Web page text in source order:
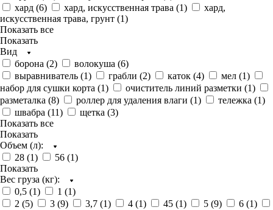
хард (6) хард, искусственная трава (1)
хард,
искусственная трава, грунт (1)
Показать все
Показать
Вид
борона (2) волокуша (6)
выравниватель (1) грабли (2) каток (4) мел (1)
набор для сушки корта (1) очиститель линий разметки (1)
разметалка (8) роллер для удаления влаги (1) тележка (1)
швабра (11) щетка (3)
Показать все
Показать
Объем (л):
28 (1) 56 (1)
Показать
Вес груза (кг):
0,5 (1) 1 (1)
2 (5) 3 (9) 3,7 (1) 4 (1) 45 (1) 5 (9) 6 (1)